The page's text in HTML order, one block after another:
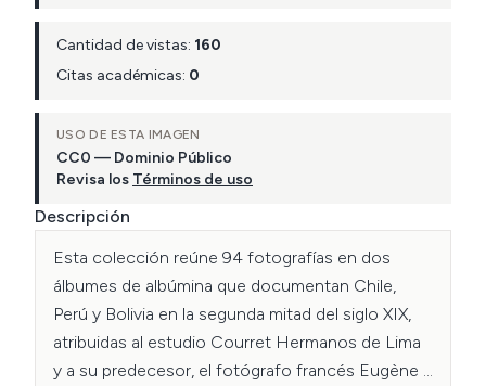
Cantidad de vistas: 160
Citas académicas: 0
USO DE ESTA IMAGEN
CC0 — Dominio Público
Revisa los Términos de uso
Descripción
Esta colección reúne 94 fotografías en dos
álbumes de albúmina que documentan Chile,
Perú y Bolivia en la segunda mitad del siglo XIX,
atribuidas al estudio Courret Hermanos de Lima
y a su predecesor, el fotógrafo francés Eugène